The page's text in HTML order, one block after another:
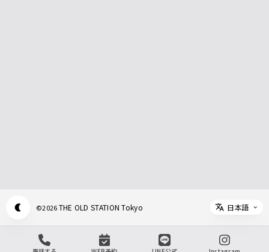
©2026THE OLD STATION Tokyo
Select
日本語
Appearance mode switch